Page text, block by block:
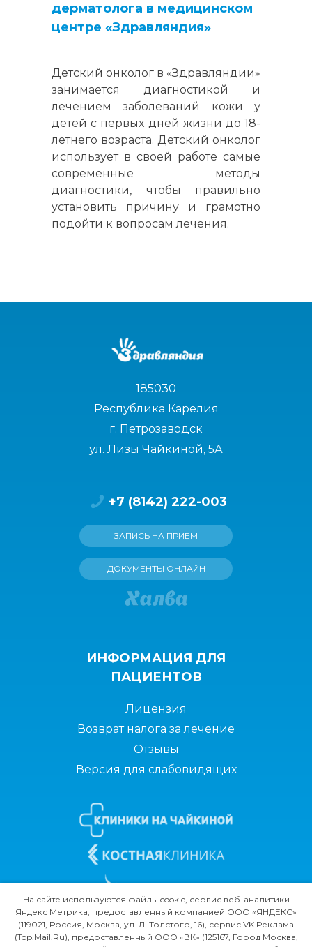
дерматолога в медицинском
центре «Здравляндия»
Детский онколог в «Здравляндии»
занимается диагностикой и
лечением заболеваний кожи у
детей с первых дней жизни до 18-
летнего возраста. Детский онколог
использует в своей работе самые
современные методы
диагностики, чтобы правильно
установить причину и грамотно
подойти к вопросам лечения.
ИНФОРМАЦИЯ ДЛЯ
ПАЦИЕНТОВ
Лицензия
Возврат налога за лечение
Отзывы
Версия для слабовидящих
+7 (8142) 222-003
ЗАПИСЬ НА ПРИЕМ
ДОКУМЕНТЫ ОНЛАЙН
185030
Республика Карелия
г. Петрозаводск
ул. Лизы Чайкиной, 5А
На сайте используются файлы cookie, сервис веб-аналитики
Яндекс Метрика, предоставленный компанией ООО «ЯНДЕКС»
(119021, Россия, Москва, ул. Л. Толстого, 16), сервис VK Реклама
(Top.Mail.Ru), предоставленный ООО «ВК» (125167, Город Москва,